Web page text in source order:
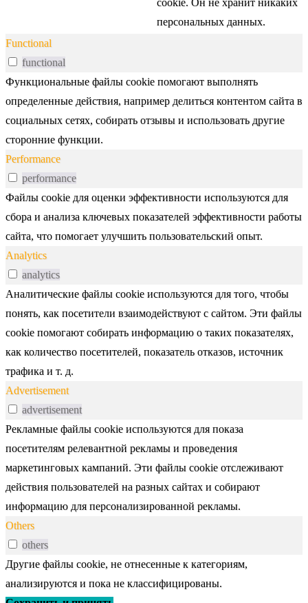
персональных данных.
Functional
functional
Функциональные файлы cookie помогают выполнять
определенные действия, например делиться контентом сайта в
социальных сетях, собирать отзывы и использовать другие
сторонние функции.
Performance
performance
Файлы cookie для оценки эффективности используются для
сбора и анализа ключевых показателей эффективности работы
сайта, что помогает улучшить пользовательский опыт.
Analytics
analytics
Аналитические файлы cookie используются для того, чтобы
понять, как посетители взаимодействуют с сайтом. Эти файлы
cookie помогают собирать информацию о таких показателях,
как количество посетителей, показатель отказов, источник
трафика и т. д.
Advertisement
advertisement
Рекламные файлы cookie используются для показа
посетителям релевантной рекламы и проведения
маркетинговых кампаний. Эти файлы cookie отслеживают
действия пользователей на разных сайтах и собирают
информацию для персонализированной рекламы.
Others
others
Другие файлы cookie, не отнесенные к категориям,
анализируются и пока не классифицированы.